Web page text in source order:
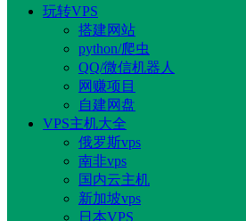
玩转VPS
搭建网站
python/爬虫
QQ/微信机器人
网赚项目
自建网盘
VPS主机大全
俄罗斯vps
南非vps
国内云主机
新加坡vps
日本VPS